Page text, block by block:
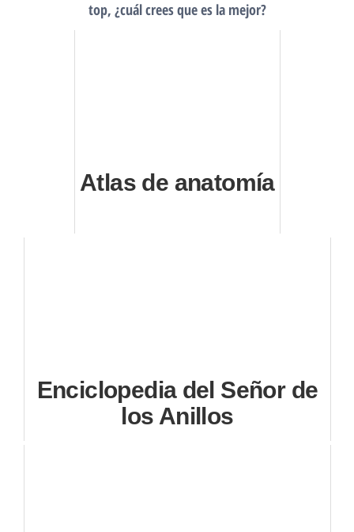
top, ¿cuál crees que es la mejor?
Atlas de anatomía
Enciclopedia del Señor de
los Anillos